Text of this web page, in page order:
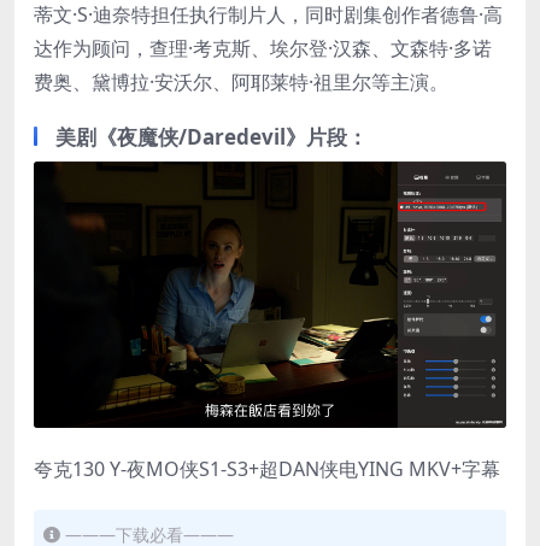
蒂文·S·迪奈特担任执行制片人，同时剧集创作者德鲁·高
达作为顾问，查理·考克斯、埃尔登·汉森、文森特·多诺
费奥、黛博拉·安沃尔、阿耶莱特·祖里尔等主演。
美剧《夜魔侠/Daredevil》片段：
夸克130 Y-夜MO侠S1-S3+超DAN侠电YING MKV+字幕
———下载必看———